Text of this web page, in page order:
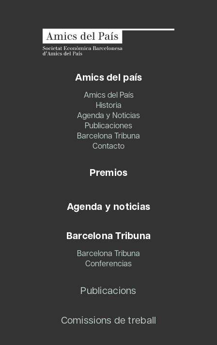
Amics del país
Amics del País
Historia
Agenda y Noticias
Publicaciones
Barcelona Tribuna
Contacto
Premios
Agenda y noticias
Barcelona Tribuna
Barcelona Tribuna
Conferencias
Publicacions
Comissions de treball